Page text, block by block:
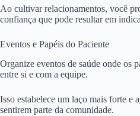
Ao cultivar relacionamentos, você
confiança que pode resultar em
Eventos e Papéis do Paciente
Organize eventos de saúde onde os
entre si e com a equipe.
Isso estabelece um laço mais forte e
sentirem parte da comunidade.